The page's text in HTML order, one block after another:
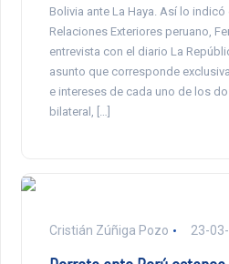
Bolivia ante La Haya. Así lo
Relaciones Exteriores peruano,
entrevista con el diario La
asunto que corresponde
e intereses de cada uno de los
bilateral, […]
Cristián Zúñiga Pozo 23-